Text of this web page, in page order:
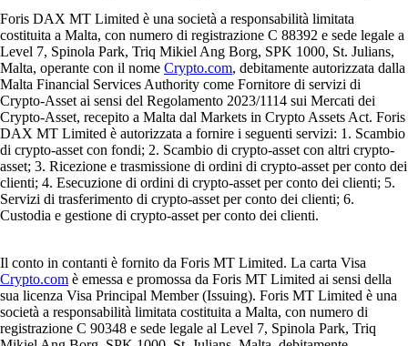
Foris DAX MT Limited è una società a responsabilità limitata
costituita a Malta, con numero di registrazione C 88392 e sede legale a
Level 7, Spinola Park, Triq Mikiel Ang Borg, SPK 1000, St. Julians,
Malta, operante con il nome Crypto.com, debitamente autorizzata dalla
Malta Financial Services Authority come Fornitore di servizi di
Crypto-Asset ai sensi del Regolamento 2023/1114 sui Mercati dei
Crypto-Asset, recepito a Malta dal Markets in Crypto Assets Act. Foris
DAX MT Limited è autorizzata a fornire i seguenti servizi: 1. Scambio
di crypto-asset con fondi; 2. Scambio di crypto-asset con altri crypto-
asset; 3. Ricezione e trasmissione di ordini di crypto-asset per conto dei
clienti; 4. Esecuzione di ordini di crypto-asset per conto dei clienti; 5.
Servizi di trasferimento di crypto-asset per conto dei clienti; 6.
Custodia e gestione di crypto-asset per conto dei clienti.
Il conto in contanti è fornito da Foris MT Limited. La carta Visa
Crypto.com è emessa e promossa da Foris MT Limited ai sensi della
sua licenza Visa Principal Member (Issuing). Foris MT Limited è una
società a responsabilità limitata costituita a Malta, con numero di
registrazione C 90348 e sede legale al Level 7, Spinola Park, Triq